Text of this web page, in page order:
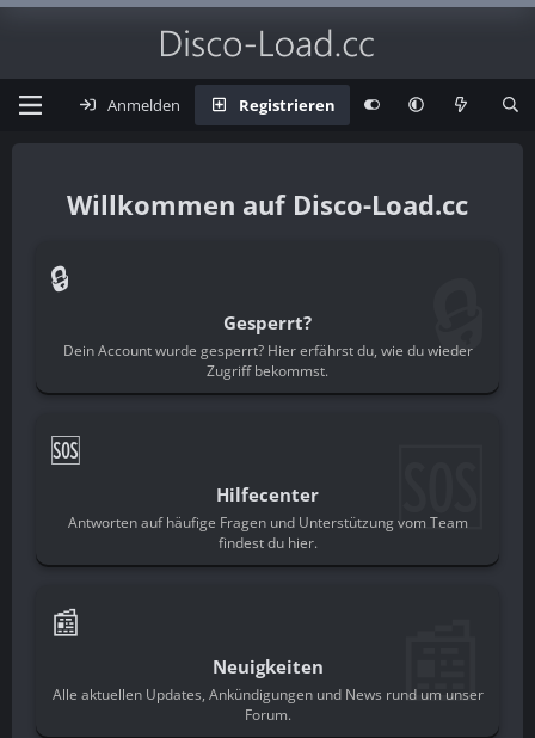
Anmelden Registrieren
Disco-Load.cc
🔒
Gesperrt?
Dein Account wurde gesperrt? Hier erfährst du, wie du wieder
Zugriff bekommst.
🔒
🆘
Hilfecenter
Antworten auf häufige Fragen und Unterstützung vom Team
findest du hier.
🆘
📰
Neuigkeiten
Alle aktuellen Updates, Ankündigungen und News rund um unser
Forum.
📰